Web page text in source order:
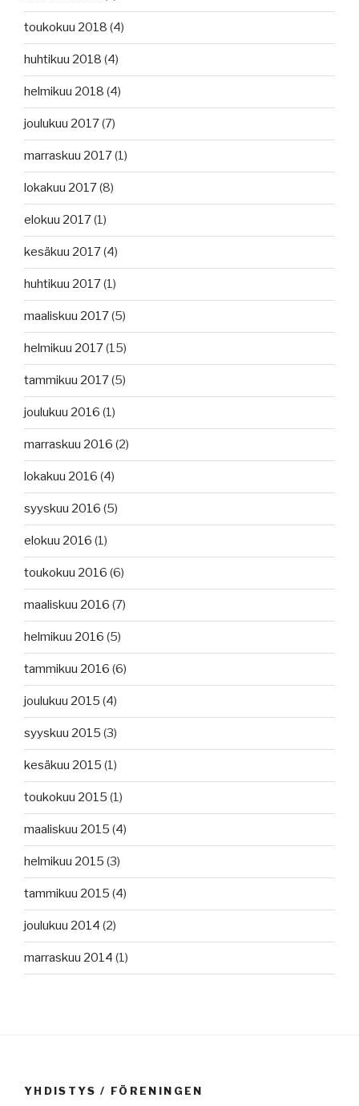
toukokuu 2018 (4)
huhtikuu 2018 (4)
helmikuu 2018 (4)
joulukuu 2017(7)
marraskuu 2017(1)
lokakuu 2017(8)
elokuu 2017(1)
kesäkuu 2017(4)
huhtikuu 2017(1)
maaliskuu 2017(5)
helmikuu 2017(15)
tammikuu 2017(5)
joulukuu 2016 (1)
marraskuu 2016 (2)
lokakuu 2016 (4)
syyskuu 2016 (5)
elokuu 2016 (1)
toukokuu 2016 (6)
maaliskuu 2016 (7)
helmikuu 2016 (5)
tammikuu 2016 (6)
joulukuu 2015 (4)
syyskuu 2015 (3)
kesäkuu 2015 (1)
toukokuu 2015 (1)
maaliskuu 2015 (4)
helmikuu 2015 (3)
tammikuu 2015 (4)
joulukuu 2014 (2)
marraskuu 2014 (1)
YHDISTYS / FÖRENINGEN